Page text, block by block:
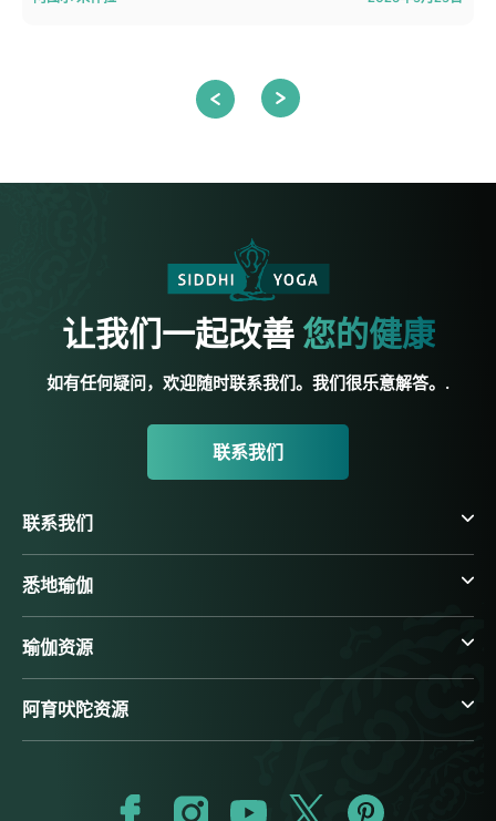
让我们一起改善 您的健康
如有任何疑问，欢迎随时联系我们。我们很乐意解答。.
联系我们
联系我们
悉地瑜伽
瑜伽资源
阿育吠陀资源